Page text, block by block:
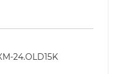
24.OLD15K